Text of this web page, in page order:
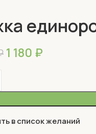
1 180 ₽
в список желаний